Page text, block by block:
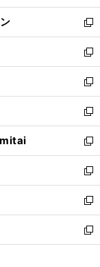
開
く
ウ
で
開
く
ン
ド
ウ
で
開
く
ウ
ィ
ン
ド
ウ
で
開
く
新
し
い
ウ
ィ
ン
ド
ウ
で
開
く
新
し
い
ウ
ィ
ン
ド
ウ
で
開
く
新
し
い
ウ
ィ
ン
ド
ウ
で
開
く
新
し
い
ウ
ィ
ン
ド
ウ
で
開
新
し
い
ウ
ィ
ン
ド
ウ
新
し
い
ウ
ィ
ン
新
し
い
ウ
新
し